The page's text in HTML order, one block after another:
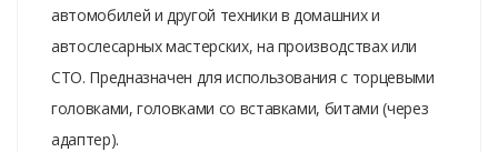
автомобилей и другой техники в домашних и
автослесарных мастерских, на производствах или
СТО. Предназначен для использования с торцевыми
головками, головками со вставками, битами (через
адаптер).